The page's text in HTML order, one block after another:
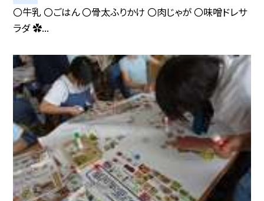
〇牛乳 〇ごはん 〇骨太ふりかけ 〇肉じゃが 〇味噌ドレサ
ラダ ✿...